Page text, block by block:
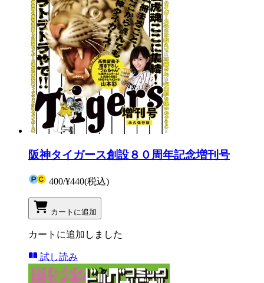
阪神タイガース創設８０周年記念増刊号
400/¥440(税込)
カートに追加
カートに追加しました
試し読み